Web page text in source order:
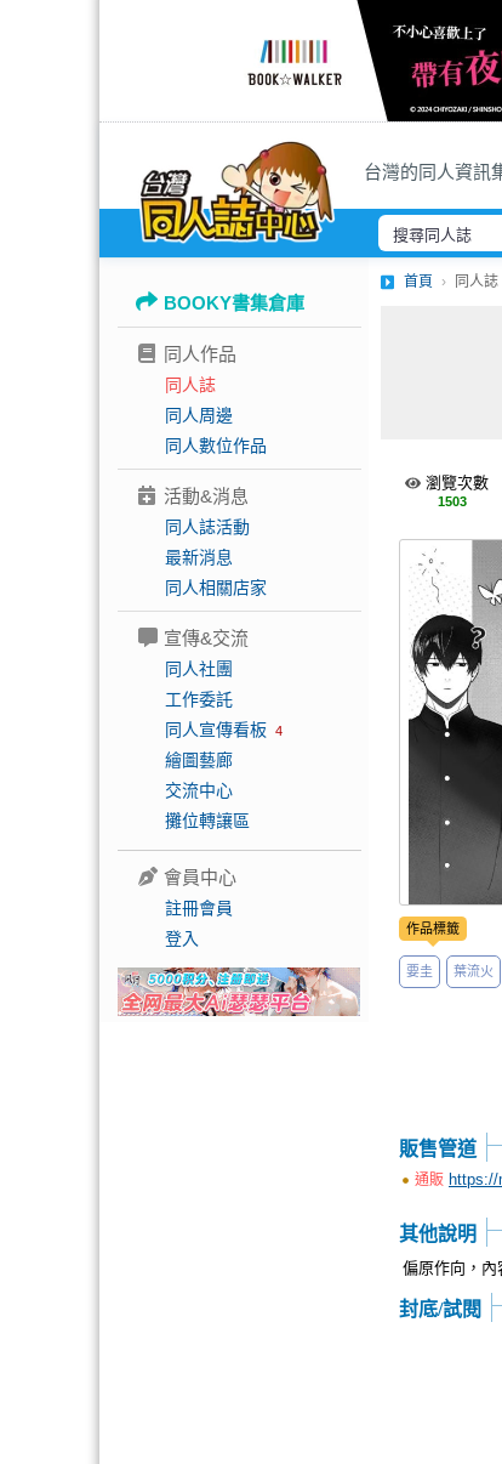
台灣的同人資訊
BOOKY書集倉庫
同人作品
同人誌
同人周邊
同人數位作品
活動&消息
同人誌活動
最新消息
同人相關店家
宣傳&交流
同人社團
工作委託
同人宣傳看板 4
繪圖藝廊
交流中心
攤位轉讓區
會員中心
註冊會員
登入
首頁 同人誌
瀏覽次數
1503
作品標籤
要圭 葉流火
販售管道
通販 https://
其他說明
偏原作向，內
封底/試閱